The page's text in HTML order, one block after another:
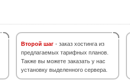
Второй шаг - заказ хостинга из
предлагаемых тарифных планов.
Также вы можете заказать у нас
установку выделенного сервера.